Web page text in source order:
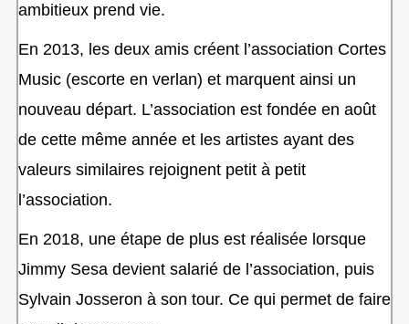
ambitieux prend vie.
En 2013, les deux amis créent l’association Cortes
Music (escorte en verlan) et marquent ainsi un
nouveau départ. L’association est fondée en août
de cette même année et les artistes ayant des
valeurs similaires rejoignent petit à petit
l’association.
En 2018, une étape de plus est réalisée lorsque
Jimmy Sesa devient salarié de l’association, puis
Sylvain Josseron à son tour. Ce qui permet de faire